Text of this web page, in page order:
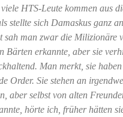
HTS-Leute kommen aus
stellte sich Damaskus ganz
sah man zwar die Milizionäre
Bärten erkannte, aber sie
Man merkt, sie
Order. Sie stehen an
aber selbst von alten
hörte ich, früher hätten